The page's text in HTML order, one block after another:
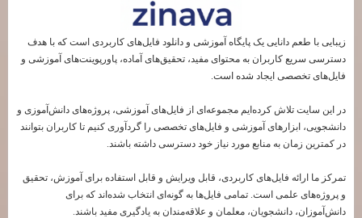
زیبایی با طعم دانایی یک پایگاه آموزشی و دانلود فایل‌های کاربردی است که با هدف
دسترسی سریع کاربران به محتوای مفید، تحقیق‌های آماده، پاورپوینت‌های آموزشی و
فایل‌های تخصصی ایجاد شده است.
در این سایت تلاش کرده‌ایم مجموعه‌ای از فایل‌های آموزشی، پروژه‌های دانش‌آموزی و
دانشجویی، ابزارهای آموزشی و فایل‌های تخصصی را گردآوری کنیم تا کاربران بتوانند
در کمترین زمان به منابع مورد نیاز خود دسترسی داشته باشند.
تمرکز ما ارائه فایل‌های کاربردی، قابل ویرایش و قابل استفاده برای آموزش، تحقیق
و پروژه‌های علمی است. تمامی فایل‌ها به گونه‌ای انتخاب شده‌اند که برای
دانش‌آموزان، دانشجویان، معلمان و علاقه‌مندان به یادگیری مفید باشند.